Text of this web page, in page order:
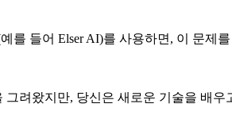
를 들어 Elser AI)를 사용하면, 이 문제
려왔지만, 당신은 새로운 기술을 배